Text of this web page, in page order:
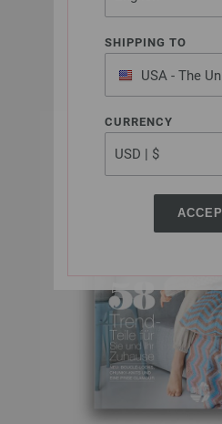
SHIPPING TO
USA - The
of America
CURRENCY
All